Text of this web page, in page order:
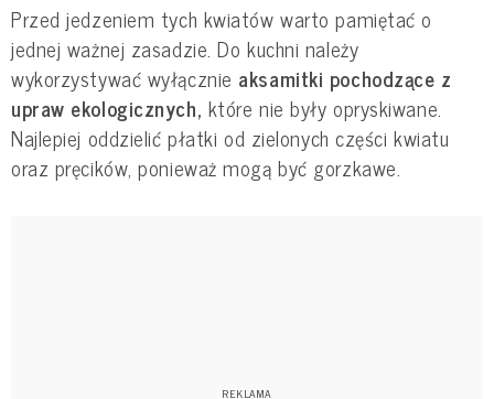
Przed jedzeniem tych kwiatów warto pamiętać o
jednej ważnej zasadzie. Do kuchni należy
wykorzystywać wyłącznie aksamitki pochodzące z
upraw ekologicznych, które nie były opryskiwane.
Najlepiej oddzielić płatki od zielonych części kwiatu
oraz pręcików, ponieważ mogą być gorzkawe.